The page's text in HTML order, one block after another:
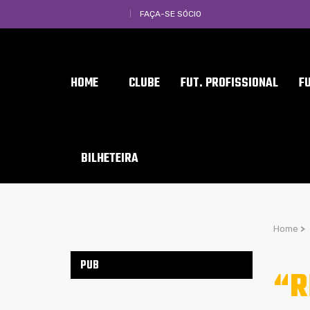
FAÇA-SE SÓCIO
HOME CLUBE FUT. PROFISSIONAL
BILHETEIRA
Home >
PUB